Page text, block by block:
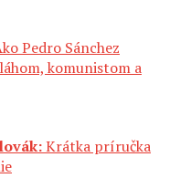
Pedro Sánchez
komunistom a
Krátka príručka